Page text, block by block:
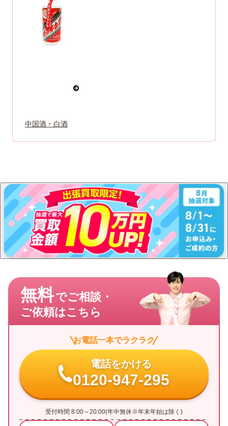
中国酒・白酒
無料でご相談・
ご依頼はこちら
お電話一本でラクラク
電話をかける
0120-947-295
受付時間 8:00～20:00(年中無休※年末年始は除く)